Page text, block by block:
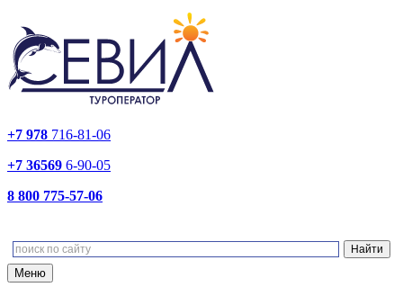
+7 978 716-81-06
+7 36569 6-90-05
8 800 775-57-06
Меню